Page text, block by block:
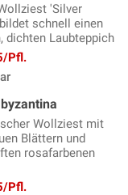
'Silver
schnell einen
dichten Laubteppich
Pfl.
Wollziest mit
Blättern und
rosafarbenen
Pfl.